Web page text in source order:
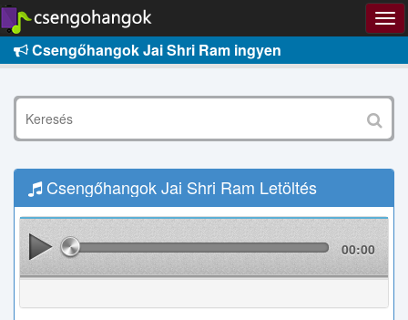
Csengőhangok Jai Shri Ram ingyen
Csengőhangok Jai Shri Ram Letöltés
00:00